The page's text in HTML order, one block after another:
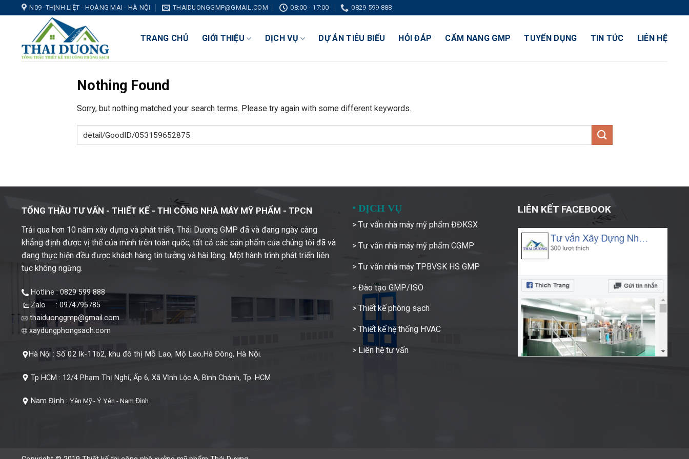
N09 -THỊNH LIỆT - HOÀNG MAI - HÀ NỘI THAIDUONGGMP@GMAIL.COM 08:00 - 17:00 0829 599 888
TRANG CHỦ GIỚI THIỆU DỊCH VỤ DỰ ÁN TIÊU BIỂU HỎI ĐÁP CẨM NANG GMP TUYỂN DỤNG TIN TỨC LIÊN HỆ
Nothing Found
Sorry, but nothing matched your search terms. Please try again with some different keywords.
TỔNG THẦU TƯ VẤN - THIẾT KẾ - THI CÔNG NHÀ MÁY MỸ PHẨM - TPCN
Trải qua hơn 10 năm xây dựng và phát triển, Thái Dương GMP đã và đang ngày càng
khẳng định được vị thế của mình trên toàn quốc, tất cả các sản phẩm của chúng tôi đã và
đang thực hiện đều được khách hàng tin tưởng và hài lòng. Một hành trình phát triển liên
tục không ngừng.
Hotline : 0829 599 888
Zalo : 0974795785
thaiduonggmp@gmail.com
xaydungphongsach.com
Hà Nội :Số 02 lk-11b2, khu đô thị Mỗ Lao, Mộ Lao,Hà Đông, Hà Nội.
Tp HCM : 12/4 Phạm Thị Nghỉ, Ấp 6, Xã Vĩnh Lộc A, Bình Chánh, Tp. HCM
Nam Định : Yên Mỹ - Ý Yên - Nam Định
• DỊCH VỤ
> Tư vấn nhà máy mỹ phẩm ĐĐKSX
> Tư vấn nhà máy mỹ phẩm CGMP
> Tư vấn nhà máy TPBVSK HS GMP
> Đào tạo GMP/ISO
> Thiết kế phòng sạch
> Thiết kế hệ thống HVAC
> Liên hệ tư vấn
LIÊN KẾT FACEBOOK